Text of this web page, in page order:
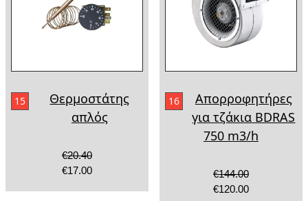
15
Θερμοστάτης
απλός
€20.40
€17.00
16
Απορροφητήρες
για τζάκια ΒDRAS
750 m3/h
€144.00
€120.00